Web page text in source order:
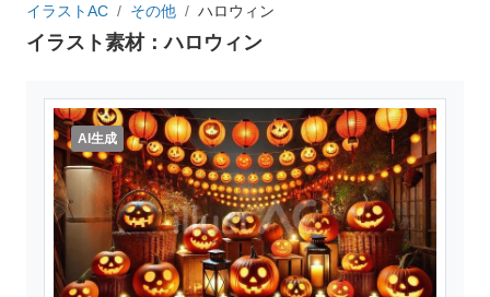
イラストAC その他 ハロウィン
イラスト素材：ハロウィン
AI生成